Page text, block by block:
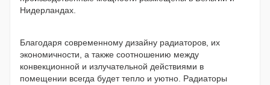
Нидерландах.
Благодаря современному дизайну радиаторов, их
экономичности, а также соотношению между
конвекционной и излучательной действиями в
помещении всегда будет тепло и уютно. Радиаторы